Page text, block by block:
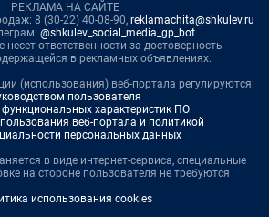
РЕКЛАМА НА САЙТЕ
8 (30-22) 40-08-90, reklamachita@shkulev.ru
@shkulev_social_media_gp_bot
несет ответственности за достоверность
в рекламных объявлениях.
(использования) веб-портала регулируются:
пользователя
характеристик ПО
веб-портала и политикой
персональных данных
в виде интернет-сервиса, специальные
на стороне пользователя не требуются
использования cookies